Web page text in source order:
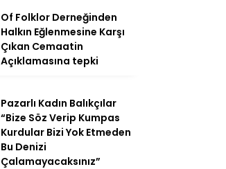
Of Folklor Derneğinden
Halkın Eğlenmesine Karşı
Çıkan Cemaatin
Açıklamasına tepki
Pazarlı Kadın Balıkçılar
“Bize Söz Verip Kumpas
Kurdular Bizi Yok Etmeden
Bu Denizi
Çalamayacaksınız”